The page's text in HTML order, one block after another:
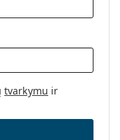
tvarkymu ir